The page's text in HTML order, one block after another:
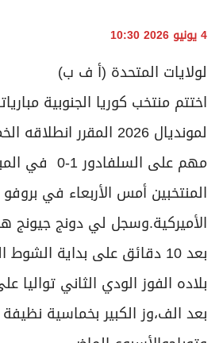
4 يونيو 2026 10:30
لولايات المتحدة (أ ف ب)
اختتم منتخب كوريا الجنوبية
لمونديال 2026 المقرر
مهم على
المنتخبين أمس الأربعاء في بروفو
الأميركية.وسجل لي دونج جيونج
بعد 10 دقائق على بداية
بلاده الفوز الودي الثاني تواليا
بعد الف،وز الكبير بخماسية نظيفة